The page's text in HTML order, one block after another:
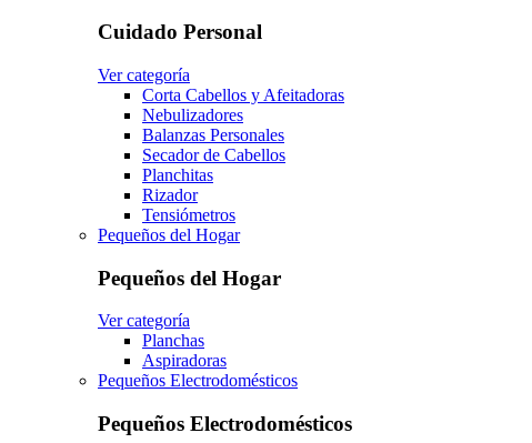
Cuidado Personal
Ver categoría
Corta Cabellos y Afeitadoras
Nebulizadores
Balanzas Personales
Secador de Cabellos
Planchitas
Rizador
Tensiómetros
Pequeños del Hogar
Pequeños del Hogar
Ver categoría
Planchas
Aspiradoras
Pequeños Electrodomésticos
Pequeños Electrodomésticos